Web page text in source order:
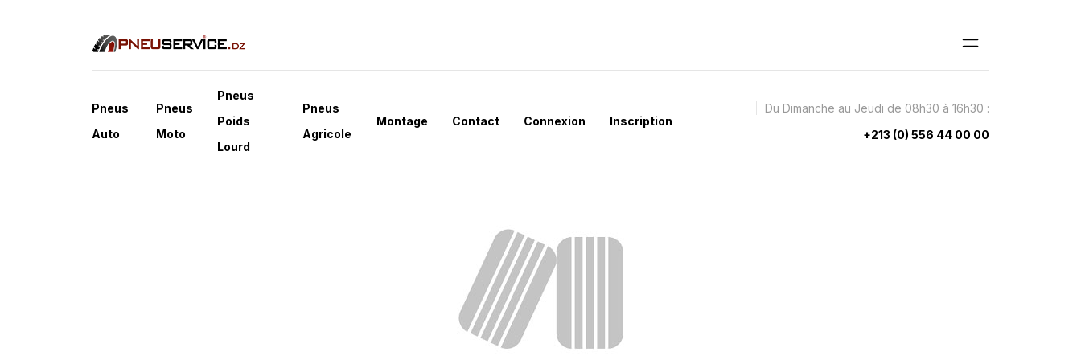
Pneus
Auto
Pneus
Moto
Pneus
Poids
Lourd
Pneus
Agricole
Montage Contact Connexion Inscription
Du Dimanche au Jeudi de 08h30 à 16h30 :
+213 (0) 556 44 00 00